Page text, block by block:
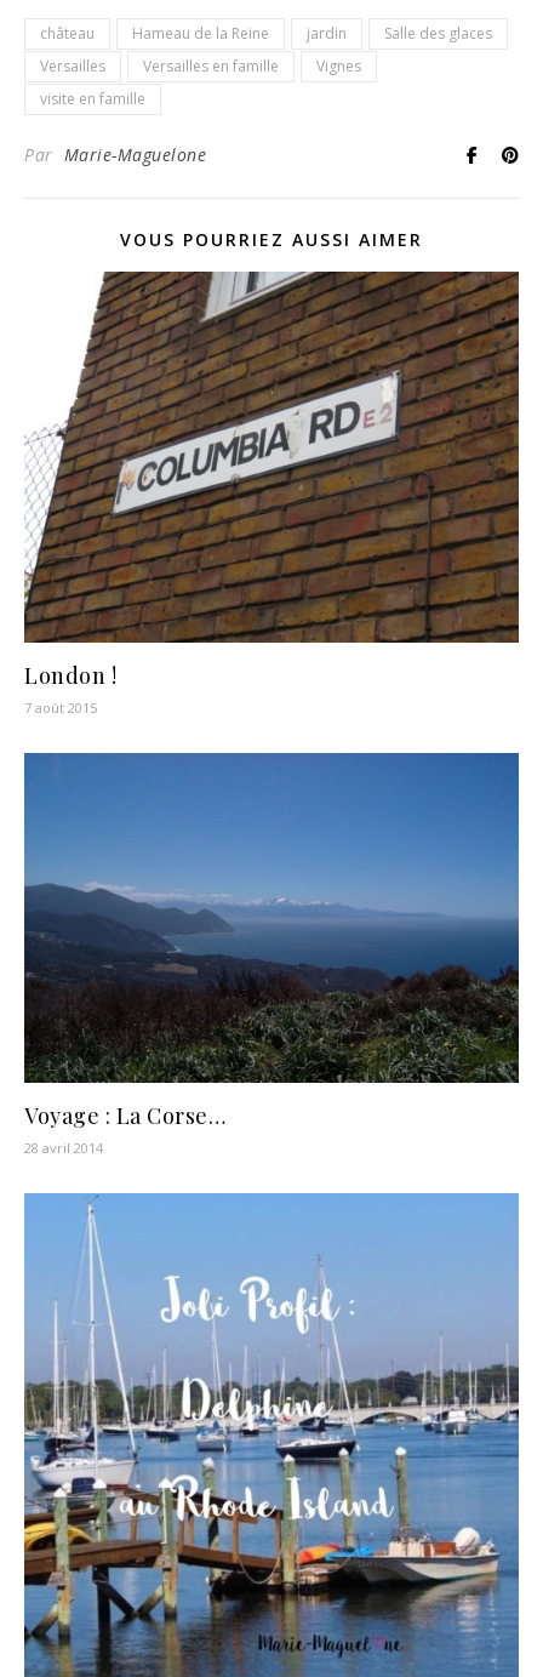
château Hameau de la Reine jardin
Salle des glaces
Versailles
Versailles en famille
Vignes
visite en famille
Par Marie-Maguelone
VOUS POURRIEZ AUSSI AIMER
London !
7 août 2015
Voyage : La Corse…
28 avril 2014